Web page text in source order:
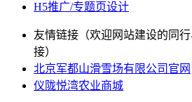
H5推广/专题页设计
友情链接（欢迎网站建设的同
接）
北京军都山滑雪场有限公司官网
仪陇悦湾农业商城